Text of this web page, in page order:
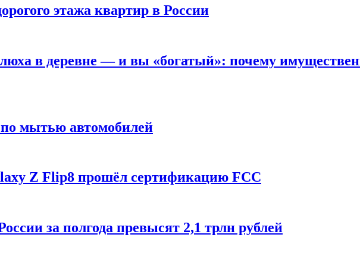
этажа квартир в России
в деревне — и вы «богатый»: почему
мытью автомобилей
Z Flip8 прошёл сертификацию FCC
за полгода превысят 2,1 трлн рублей